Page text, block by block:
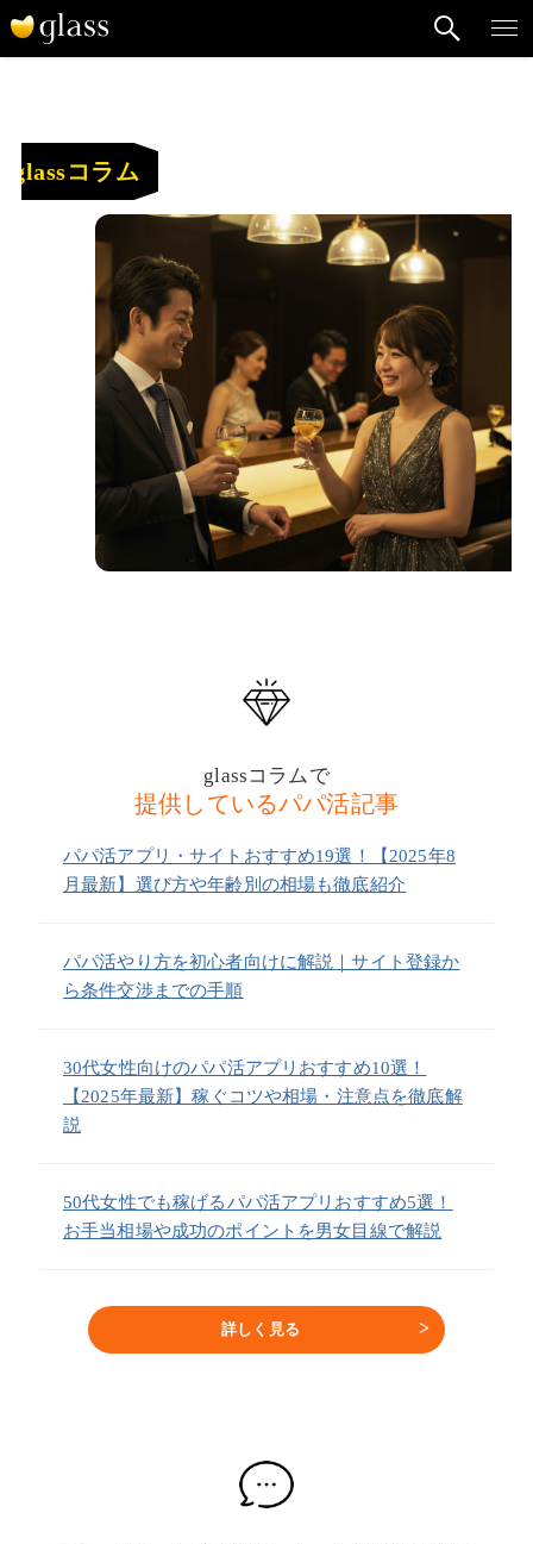
glassコラム
glassコラムで
提供しているパパ活記事
パパ活アプリ・サイトおすすめ19選！【2025年8
月最新】選び方や年齢別の相場も徹底紹介
パパ活やり方を初心者向けに解説｜サイト登録か
ら条件交渉までの手順
30代女性向けのパパ活アプリおすすめ10選！
【2025年最新】稼ぐコツや相場・注意点を徹底解
説
50代女性でも稼げるパパ活アプリおすすめ5選！
お手当相場や成功のポイントを男女目線で解説
詳しく見る